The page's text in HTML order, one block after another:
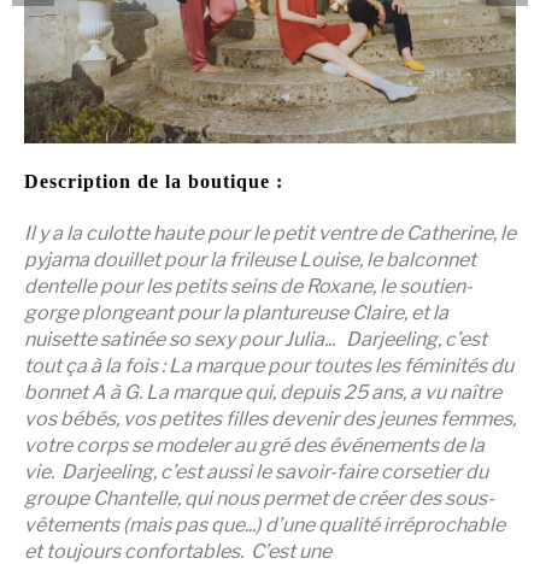
Description de la boutique :
Il y a la culotte haute pour le petit ventre de Catherine, le
pyjama douillet pour la frileuse Louise, le balconnet
dentelle pour les petits seins de Roxane, le soutien-
gorge plongeant pour la plantureuse Claire, et la
nuisette satinée so sexy pour Julia... Darjeeling, c’est
tout ça à la fois : La marque pour toutes les féminités du
bonnet A à G. La marque qui, depuis 25 ans, a vu naître
vos bébés, vos petites filles devenir des jeunes femmes,
votre corps se modeler au gré des événements de la
vie. Darjeeling, c’est aussi le savoir-faire corsetier du
groupe Chantelle, qui nous permet de créer des sous-
vêtements (mais pas que...) d’une qualité irréprochable
et toujours confortables. C’est une